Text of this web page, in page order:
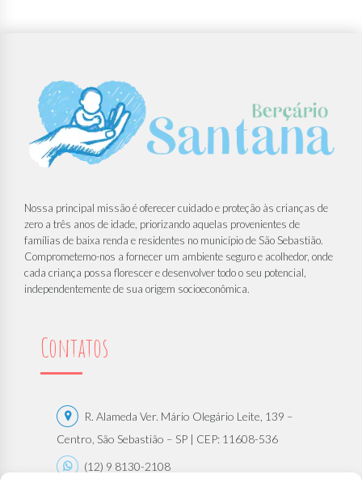
Nossa principal missão é oferecer cuidado e proteção às crianças de
zero a três anos de idade, priorizando aquelas provenientes de
famílias de baixa renda e residentes no município de São Sebastião.
Comprometemo-nos a fornecer um ambiente seguro e acolhedor, onde
cada criança possa florescer e desenvolver todo o seu potencial,
independentemente de sua origem socioeconômica.
Contatos
R. Alameda Ver. Mário Olegário Leite, 139 –
Centro, São Sebastião – SP | CEP: 11608-536
(12) 9 8130-2108